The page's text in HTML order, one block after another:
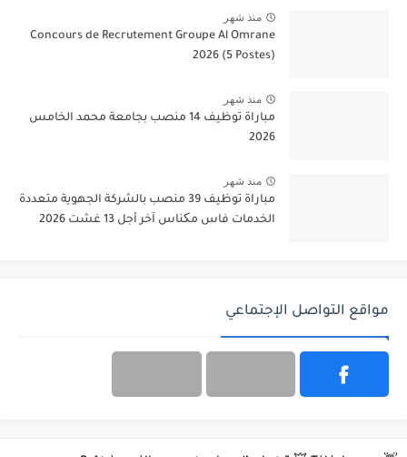
منذ شهر
Concours de Recrutement Groupe Al Omrane
2026 (5 Postes)
منذ شهر
مباراة توظيف 14 منصب بجامعة محمد الخامس
2026
منذ شهر
مباراة توظيف 39 منصب بالشركة الجهوية متعددة
الخدمات فاس مکناس آخر أجل 13 غشت 2026
مواقع التواصل الإجتماعي